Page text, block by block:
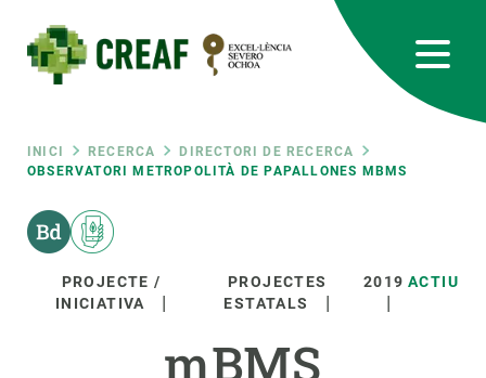
contingut
Fil
d'ariadna
INICI RECERCA
DIRECTORI DE RECERCA
OBSERVATORI METROPOLITÀ DE PAPALLONES MBMS
PROJECTE /
INICIATIVA
PROJECTES
ESTATALS
2019 ACTIU
mBMS
RRSS
Featured
responsive
INTRANET
Responsive